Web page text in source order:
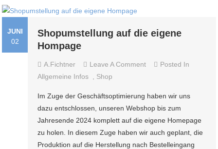
JUNI
02
Shopumstellung auf die eigene
Hompage
A.fichtner Leave A CommentOn
Die
Eigene
Hompage
Posted In
Allgemeine Infos
Shop
Im Zuge der Geschäftsoptimierung haben wir uns
dazu entschlossen, unseren Webshop bis zum
Jahresende 2024 komplett auf die eigene Homepage
zu holen. In diesem Zuge haben wir auch geplant, die
Produktion auf die Herstellung nach Bestelleingang